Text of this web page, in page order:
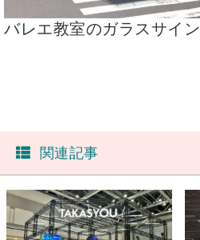
バレエ教室のガラスサイン
関連記事